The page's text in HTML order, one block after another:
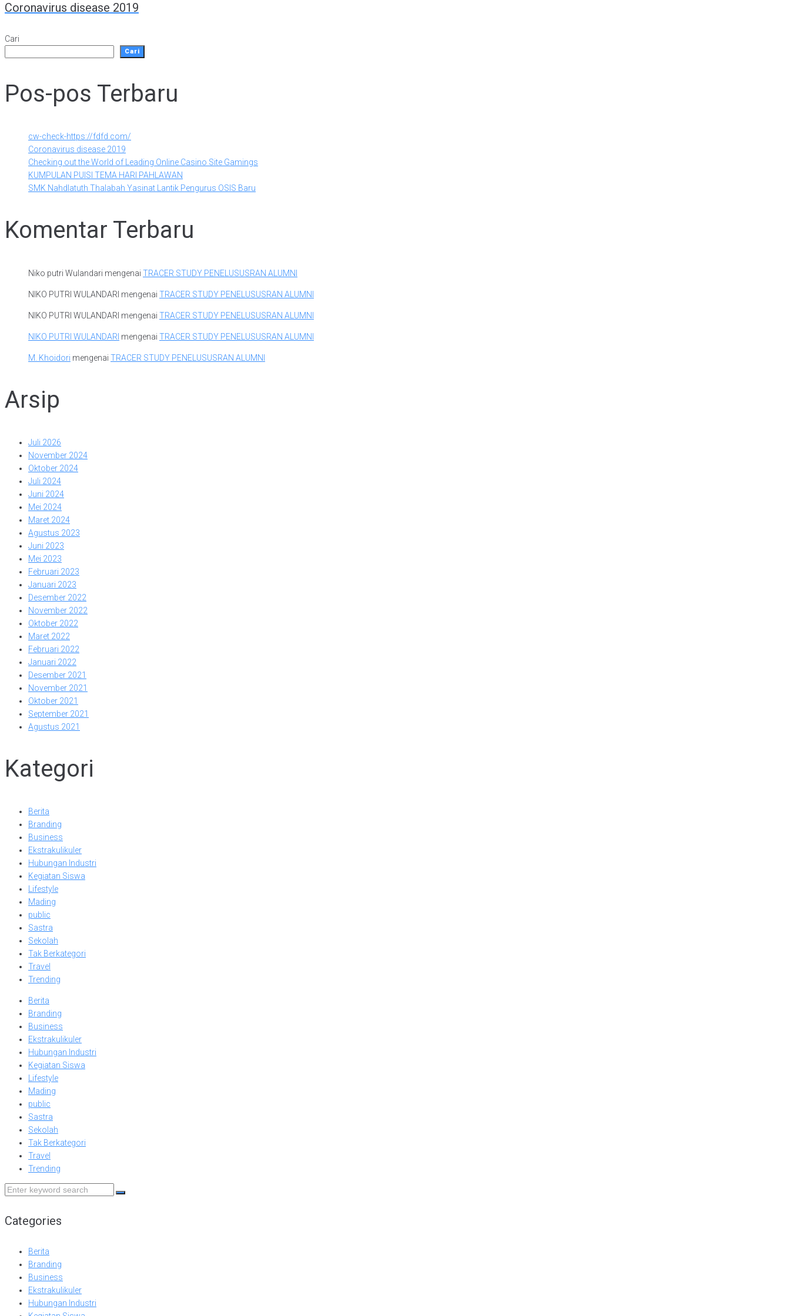
pos
Coronavirus disease 2019
Cari
Cari
Pos-pos Terbaru
cw-check-https://fdfd.com/
Coronavirus disease 2019
Checking out the World of Leading Online Casino Site Gamings
KUMPULAN PUISI TEMA HARI PAHLAWAN
SMK Nahdlatuth Thalabah Yasinat Lantik Pengurus OSIS Baru
Komentar Terbaru
Niko putri Wulandari mengenai TRACER STUDY PENELUSUSRAN ALUMNI
NIKO PUTRI WULANDARI mengenai TRACER STUDY PENELUSUSRAN ALUMNI
NIKO PUTRI WULANDARI mengenai TRACER STUDY PENELUSUSRAN ALUMNI
NIKO PUTRI WULANDARI mengenai TRACER STUDY PENELUSUSRAN ALUMNI
M. Khoidori mengenai TRACER STUDY PENELUSUSRAN ALUMNI
Arsip
Juli 2026
November 2024
Oktober 2024
Juli 2024
Juni 2024
Mei 2024
Maret 2024
Agustus 2023
Juni 2023
Mei 2023
Februari 2023
Januari 2023
Desember 2022
November 2022
Oktober 2022
Maret 2022
Februari 2022
Januari 2022
Desember 2021
November 2021
Oktober 2021
September 2021
Agustus 2021
Kategori
Berita
Branding
Business
Ekstrakulikuler
Hubungan Industri
Kegiatan Siswa
Lifestyle
Mading
public
Sastra
Sekolah
Tak Berkategori
Travel
Trending
Berita
Branding
Business
Ekstrakulikuler
Hubungan Industri
Kegiatan Siswa
Lifestyle
Mading
public
Sastra
Sekolah
Tak Berkategori
Travel
Trending
Search
Categories
Berita
Branding
Business
Ekstrakulikuler
Hubungan Industri